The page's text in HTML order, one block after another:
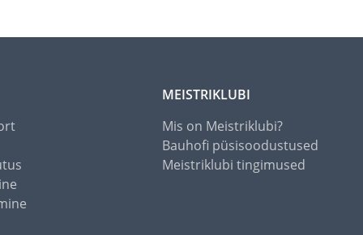
MEISTRIKLUBI
Mis on Meistriklubi?
Bauhofi püsisoodustused
Meistriklubi tingimused